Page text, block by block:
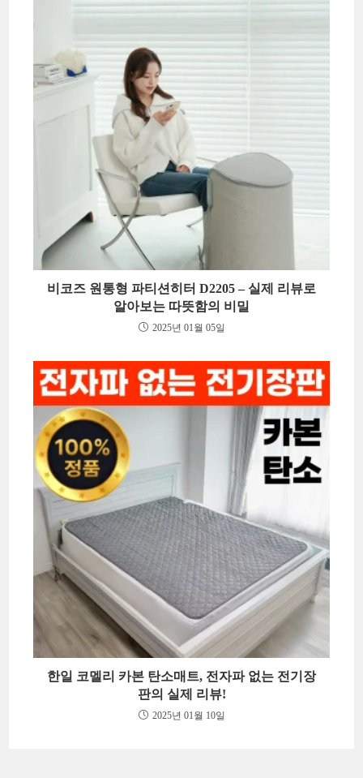
비코즈 원통형 파티션히터 D2205 – 실제 리뷰로
알아보는 따뜻함의 비밀
2025년 01월 05일
한일 코멜리 카본 탄소매트, 전자파 없는 전기장
판의 실제 리뷰!
2025년 01월 10일